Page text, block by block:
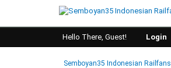
Hello There, Guest! Login
Semboyan35 Indonesian Railfans